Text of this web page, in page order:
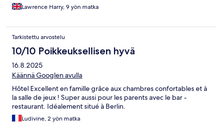
Lawrence Harry, 9 yön matka
Tarkistettu arvostelu
10/10 Poikkeuksellisen hyvä
16.8.2025
Käännä Googlen avulla
Hôtel Excellent en famille grâce aux chambres confortables et à
la salle de jeux ! Super aussi pour les parents avec le bar -
restaurant. Idéalement situé à Berlin.
Ludivine, 2 yön matka